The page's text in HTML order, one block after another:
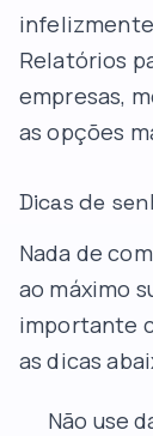
Relatórios
empresas,
as opções
Dicas de
Nada de
ao máximo
importante
as dicas
Não use